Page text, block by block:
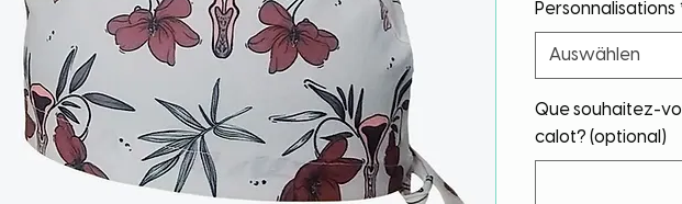
Personnalisations
Auswählen
Que souhaitez-
calot? (optional)